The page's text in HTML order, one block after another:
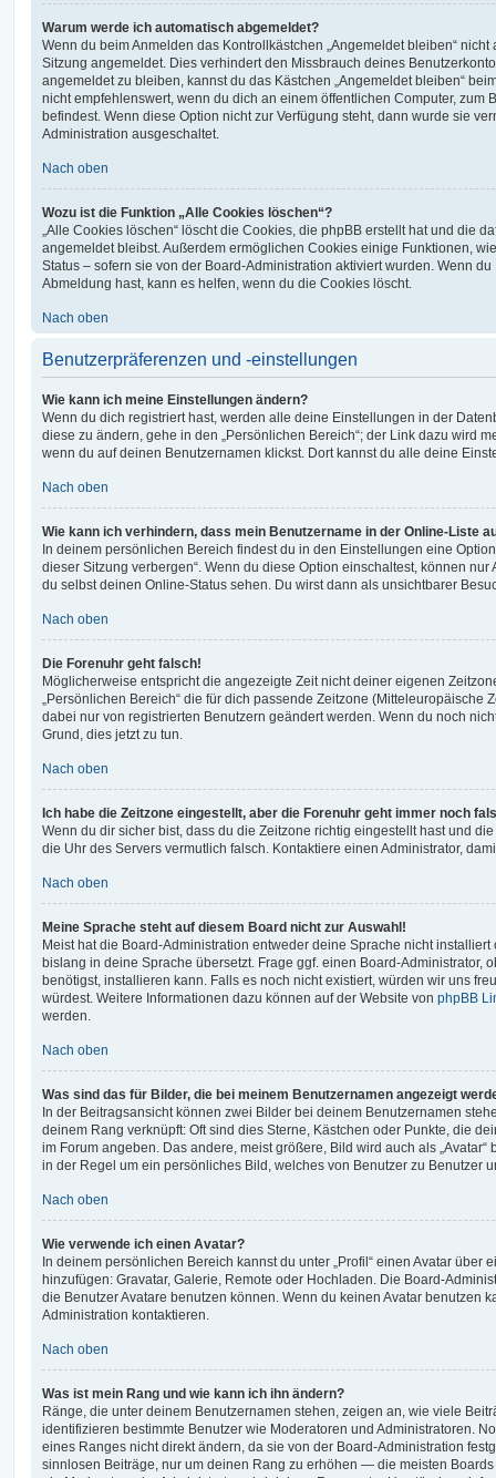
Warum werde ich automatisch abgemeldet?
Wenn du beim Anmelden das Kontrollkästchen „Angemeldet bleiben“
Sitzung angemeldet. Dies verhindert den Missbrauch deines
angemeldet zu bleiben, kannst du das Kästchen „Angemeldet bleiben“
nicht empfehlenswert, wenn du dich an einem öffentlichen Computer, zum
befindest. Wenn diese Option nicht zur Verfügung steht, dann wurde sie
Administration ausgeschaltet.
Nach oben
Wozu ist die Funktion „Alle Cookies löschen“?
„Alle Cookies löschen“ löscht die Cookies, die phpBB erstellt hat und die
angemeldet bleibst. Außerdem ermöglichen Cookies einige Funktionen,
Status – sofern sie von der Board-Administration aktiviert wurden. Wenn
Abmeldung hast, kann es helfen, wenn du die Cookies löscht.
Nach oben
Benutzerpräferenzen und -einstellungen
Wie kann ich meine Einstellungen ändern?
Wenn du dich registriert hast, werden alle deine Einstellungen in der
diese zu ändern, gehe in den „Persönlichen Bereich“; der Link dazu wird
wenn du auf deinen Benutzernamen klickst. Dort kannst du alle deine
Nach oben
Wie kann ich verhindern, dass mein Benutzername in der Online-Liste
In deinem persönlichen Bereich findest du in den Einstellungen eine
dieser Sitzung verbergen“. Wenn du diese Option einschaltest, können
du selbst deinen Online-Status sehen. Du wirst dann als unsichtbarer
Nach oben
Die Forenuhr geht falsch!
Möglicherweise entspricht die angezeigte Zeit nicht deiner eigenen
„Persönlichen Bereich“ die für dich passende Zeitzone (Mitteleuropäische
dabei nur von registrierten Benutzern geändert werden. Wenn du noch
Grund, dies jetzt zu tun.
Nach oben
Ich habe die Zeitzone eingestellt, aber die Forenuhr geht immer noch
Wenn du dir sicher bist, dass du die Zeitzone richtig eingestellt hast und
die Uhr des Servers vermutlich falsch. Kontaktiere einen Administrator,
Nach oben
Meine Sprache steht auf diesem Board nicht zur Auswahl!
Meist hat die Board-Administration entweder deine Sprache nicht
bislang in deine Sprache übersetzt. Frage ggf. einen Board-Administrator,
benötigst, installieren kann. Falls es noch nicht existiert, würden wir uns
würdest. Weitere Informationen dazu können auf der Website von phpBB
werden.
Nach oben
Was sind das für Bilder, die bei meinem Benutzernamen angezeigt
In der Beitragsansicht können zwei Bilder bei deinem Benutzernamen
deinem Rang verknüpft: Oft sind dies Sterne, Kästchen oder Punkte, die
im Forum angeben. Das andere, meist größere, Bild wird auch als
in der Regel um ein persönliches Bild, welches von Benutzer zu Benutzer
Nach oben
Wie verwende ich einen Avatar?
In deinem persönlichen Bereich kannst du unter „Profil“ einen Avatar über
hinzufügen: Gravatar, Galerie, Remote oder Hochladen. Die Board-
die Benutzer Avatare benutzen können. Wenn du keinen Avatar benutzen
Administration kontaktieren.
Nach oben
Was ist mein Rang und wie kann ich ihn ändern?
Ränge, die unter deinem Benutzernamen stehen, zeigen an, wie viele
identifizieren bestimmte Benutzer wie Moderatoren und Administratoren.
eines Ranges nicht direkt ändern, da sie von der Board-Administration
sinnlosen Beiträge, nur um deinen Rang zu erhöhen — die meisten